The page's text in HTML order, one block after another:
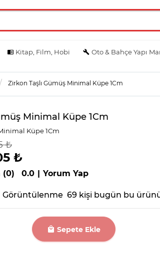
Kitap, Film, Hobi Oto & Bahçe Yapı
Zirkon Taşlı Gümüş Minimal Küpe 1Cm
Minimal Küpe 1Cm
Küpe 1Cm
₺
₺
(0) 0.0 | Yorum Yap
69 kişi bugün bu
Sepete Ekle